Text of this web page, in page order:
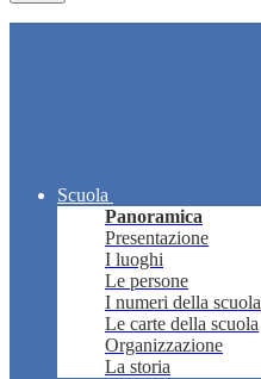
Scuola
Panoramica
Presentazione
I luoghi
Le persone
I numeri della scuola
Le carte della scuola
Organizzazione
La storia